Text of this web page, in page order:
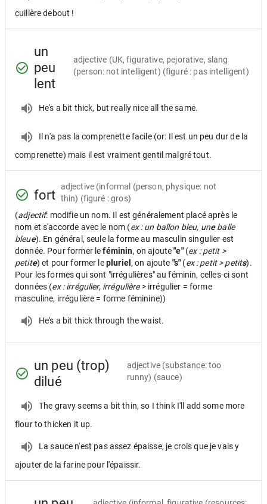
cuillère debout !
un
peu
lent
adjective (UK, figurative, pejorative, slang
(person: not intelligent) (figuré : pas intelligent)
He's a bit thick, but really nice all the same.
Il n'a pas la comprenette facile (or: Il est un peu dur de la
comprenette) mais il est vraiment gentil malgré tout.
fort
adjective (informal (person, physique: not
thin) (figuré : gros)
(adjectif: modifie un nom. Il est généralement placé après le
nom et s'accorde avec le nom (ex : un ballon bleu, uneballe
bleue). En général, seule la forme au masculin singulier est
donnée. Pour former leféminin, on ajoute"e"(ex : petit >
petite) et pour former lepluriel , on ajoute "s" (ex : petit > petits).
Pour les formes qui sont "irrégulières" au féminin, celles-ci sont
données (ex : irrégulier, irrégulière> irrégulier = forme
masculine, irrégulière = forme féminine))
He's a bit thick through the waist.
un peu (trop)
dilué
adjective (substance: too
runny) (sauce)
The gravy seems a bit thin, so I think I'll add some more
flour to thicken it up.
La sauce n'est pas assez épaisse, je crois que je vais y
ajouter de la farine pour l'épaissir.